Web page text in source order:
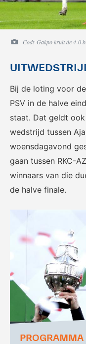
Cody Gakpo krult de 4-0
Bij de loting voor
PSV in de halve
staat. Dat geldt
wedstrijd tussen
woensdagavond
gaan tussen RKC-
winnaars van die
de halve finale.
PROGRAMMA